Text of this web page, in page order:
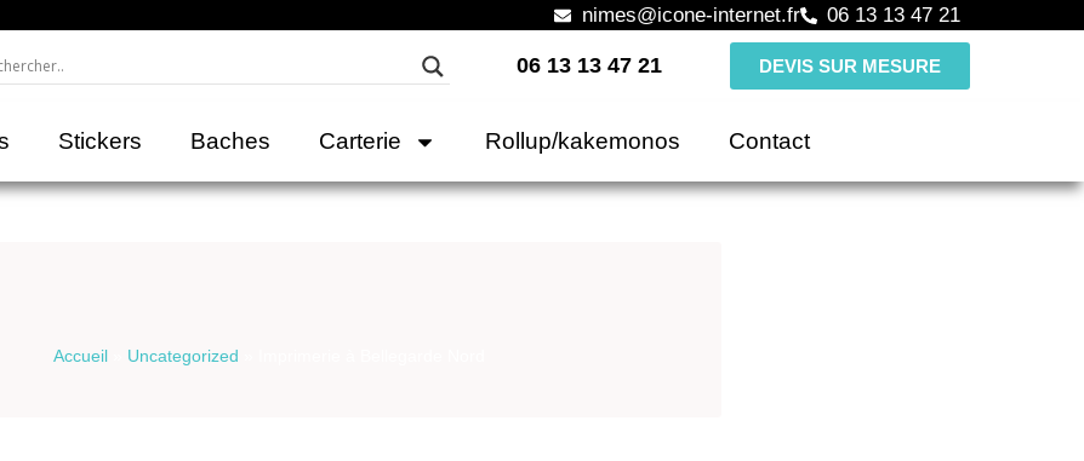
nimes@icone-internet.fr 06 13 13 47 21
06 13 13 47 21 DEVIS SUR MESURE
Stickers Baches Carterie Rollup/kakemonos Contact
Accueil Uncategorized